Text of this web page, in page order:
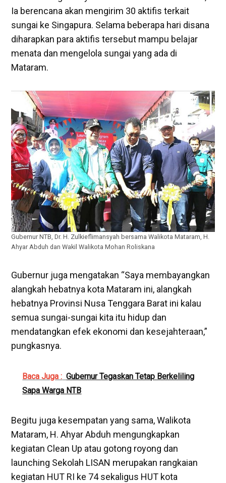
Ia berencana akan mengirim 30 aktifis terkait
sungai ke Singapura. Selama beberapa hari disana
diharapkan para aktifis tersebut mampu belajar
menata dan mengelola sungai yang ada di
Mataram.
Gubernur NTB, Dr. H. Zulkieflimansyah bersama Walikota Mataram, H.
Ahyar Abduh dan Wakil Walikota Mohan Roliskana
Gubernur juga mengatakan “Saya membayangkan
alangkah hebatnya kota Mataram ini, alangkah
hebatnya Provinsi Nusa Tenggara Barat ini kalau
semua sungai-sungai kita itu hidup dan
mendatangkan efek ekonomi dan kesejahteraan,”
pungkasnya.
Baca Juga : Gubernur Tegaskan Tetap Berkeliling
Sapa Warga NTB
Begitu juga kesempatan yang sama, Walikota
Mataram, H. Ahyar Abduh mengungkapkan
kegiatan Clean Up atau gotong royong dan
launching Sekolah LISAN merupakan rangkaian
kegiatan HUT RI ke 74 sekaligus HUT kota